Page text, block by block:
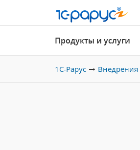
Продукты и услуги
1С-Рарус Внедрения